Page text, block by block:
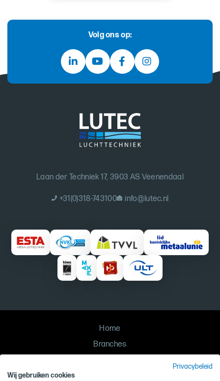
Volg ons op:
Laan der Techniek 17, 3903 AS Veenendaal
+31(0)318-743100 info@lutec.nl
Home
Branches
Privacybeleid
Wij gebruiken cookies